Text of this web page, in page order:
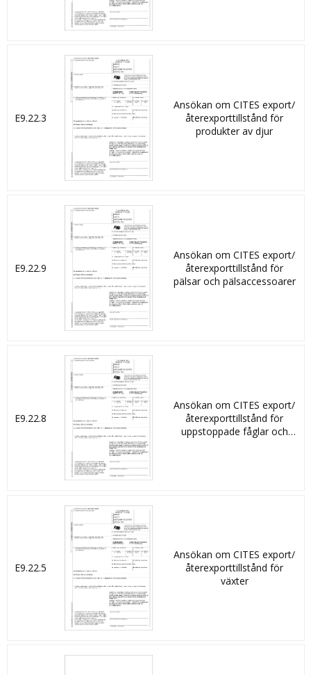
E9.22.3
Ansökan om CITES export/
återexporttillstånd för
produkter av djur
E9.22.9
Ansökan om CITES export/
återexporttillstånd för
pälsar och pälsaccessoarer
E9.22.8
Ansökan om CITES export/
återexporttillstånd för
uppstoppade fåglar och
E9.22.5
Ansökan om CITES export/
återexporttillstånd för
växter